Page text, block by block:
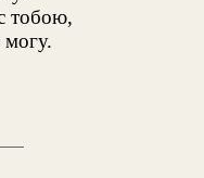
тобою,
могу.